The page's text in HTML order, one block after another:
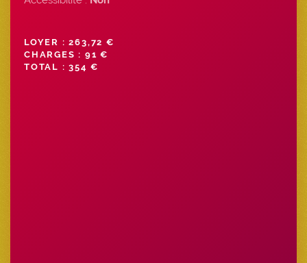
LOYER : 263,72 €
CHARGES : 91 €
TOTAL : 354 €